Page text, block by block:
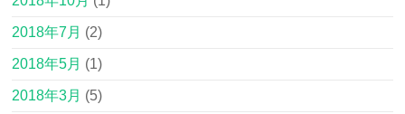
2018年7月 (2)
2018年5月 (1)
2018年3月 (5)